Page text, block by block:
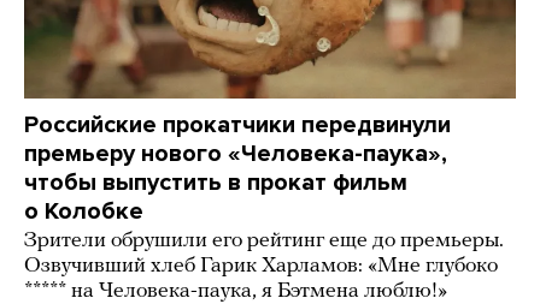
Российские прокатчики передвинули
премьеру нового «Человека-паука»,
чтобы выпустить в прокат фильм
о Колобке
Зрители обрушили его рейтинг еще до премьеры.
Озвучивший хлеб Гарик Харламов: «Мне глубоко
***** на Человека-паука, я Бэтмена люблю!»